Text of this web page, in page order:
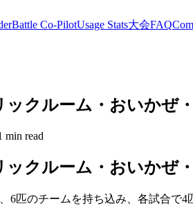
Battle Co-PilotUsage Stats大会FAQ
ックルーム・おいかぜ
min read
ックルーム・おいかぜ
、6匹のチームを持ち込み、各試合